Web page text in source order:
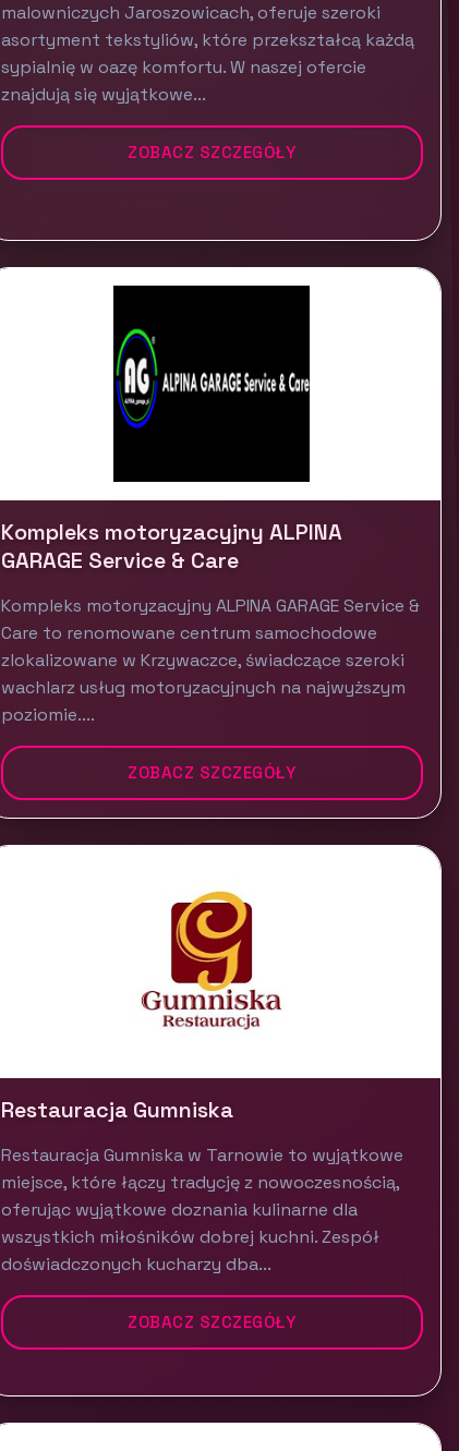
malowniczych Jaroszowicach, oferuje szeroki
asortyment tekstyliów, które przekształcą każdą
sypialnię w oazę komfortu. W naszej ofercie
znajdują się wyjątkowe...
ZOBACZ SZCZEGÓŁY
Kompleks motoryzacyjny ALPINA
GARAGE Service & Care
Kompleks motoryzacyjny ALPINA GARAGE Service &
Care to renomowane centrum samochodowe
zlokalizowane w Krzywaczce, świadczące szeroki
wachlarz usług motoryzacyjnych na najwyższym
poziomie....
ZOBACZ SZCZEGÓŁY
Restauracja Gumniska
Restauracja Gumniska w Tarnowie to wyjątkowe
miejsce, które łączy tradycję z nowoczesnością,
oferując wyjątkowe doznania kulinarne dla
wszystkich miłośników dobrej kuchni. Zespół
doświadczonych kucharzy dba...
ZOBACZ SZCZEGÓŁY